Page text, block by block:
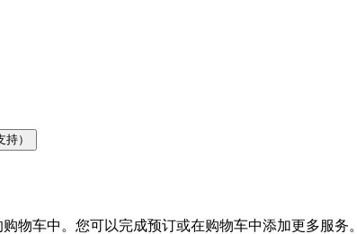
）
物车中。您可以完成预订或在购物车中添加更多服务。